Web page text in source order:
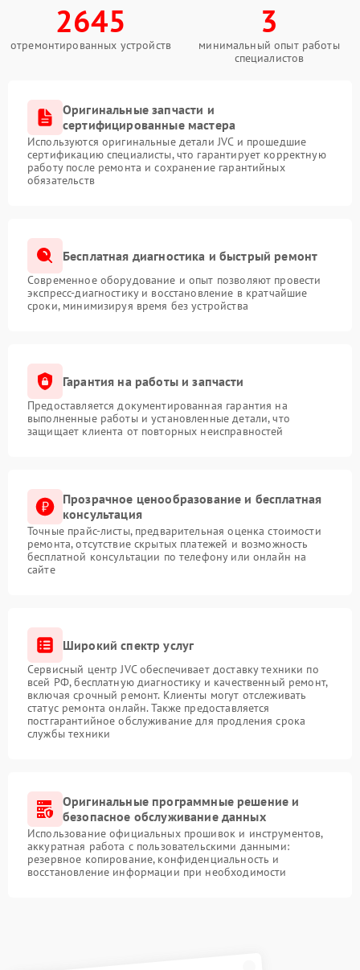
2645
отремонтированных устройств
3
минимальный опыт работы
специалистов
Оригинальные запчасти и
сертифицированные мастера
Используются оригинальные детали JVC и прошедшие
сертификацию специалисты, что гарантирует корректную
работу после ремонта и сохранение гарантийных
обязательств
Бесплатная диагностика и быстрый ремонт
Современное оборудование и опыт позволяют провести
экспресс-диагностику и восстановление в кратчайшие
сроки, минимизируя время без устройства
Гарантия на работы и запчасти
Предоставляется документированная гарантия на
выполненные работы и установленные детали, что
защищает клиента от повторных неисправностей
Прозрачное ценообразование и бесплатная
консультация
Точные прайс-листы, предварительная оценка стоимости
ремонта, отсутствие скрытых платежей и возможность
бесплатной консультации по телефону или онлайн на
сайте
Широкий спектр услуг
Сервисный центр JVC обеспечивает доставку техники по
всей РФ, бесплатную диагностику и качественный ремонт,
включая срочный ремонт. Клиенты могут отслеживать
статус ремонта онлайн. Также предоставляется
постгарантийное обслуживание для продления срока
службы техники
Оригинальные программные решение и
безопасное обслуживание данных
Использование официальных прошивок и инструментов,
аккуратная работа с пользовательскими данными:
резервное копирование, конфиденциальность и
восстановление информации при необходимости